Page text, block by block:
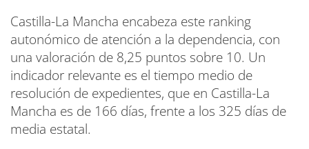
Castilla-La Mancha encabeza este ranking
autonómico de atención a la dependencia, con
una valoración de 8,25 puntos sobre 10. Un
indicador relevante es el tiempo medio de
resolución de expedientes, que en Castilla-La
Mancha es de 166 días, frente a los 325 días de
media estatal.